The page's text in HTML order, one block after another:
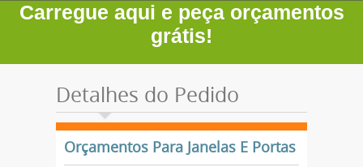
Carregue aqui e peça orçamentos
grátis!
Detalhes do Pedido
Orçamentos Para Janelas E Portas